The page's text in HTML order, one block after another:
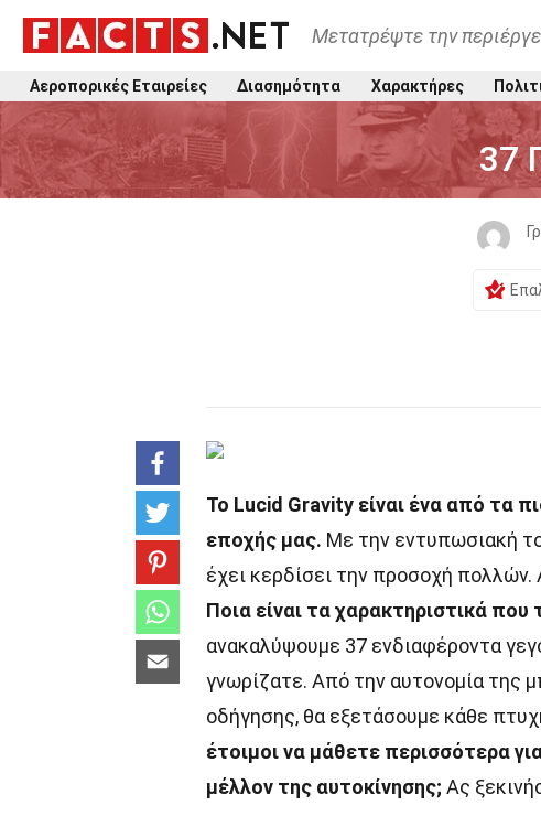
Μετατρέψτε την
Αεροπορικές Εταιρείες Διασημότητα Χαρακτήρες
37
Το Lucid Gravity είναι ένα από τα
εποχής μας. Με την εντυπωσιακή
έχει κερδίσει την προσοχή πολλών.
Ποια είναι τα χαρακτηριστικά που
ανακαλύψουμε 37 ενδιαφέροντα
γνωρίζατε. Από την αυτονομία της
οδήγησης, θα εξετάσουμε κάθε
έτοιμοι να μάθετε περισσότερα
μέλλον της αυτοκίνησης; Ας